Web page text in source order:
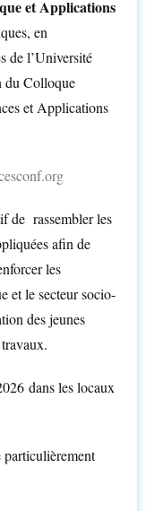
et Applications
en
de l’Université
du Colloque
et Applications
de rassembler les
afin de
les
et le secteur socio-
des jeunes
dans les locaux